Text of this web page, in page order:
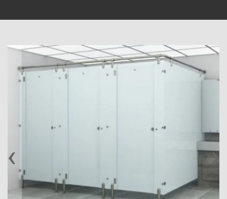
‹ ›